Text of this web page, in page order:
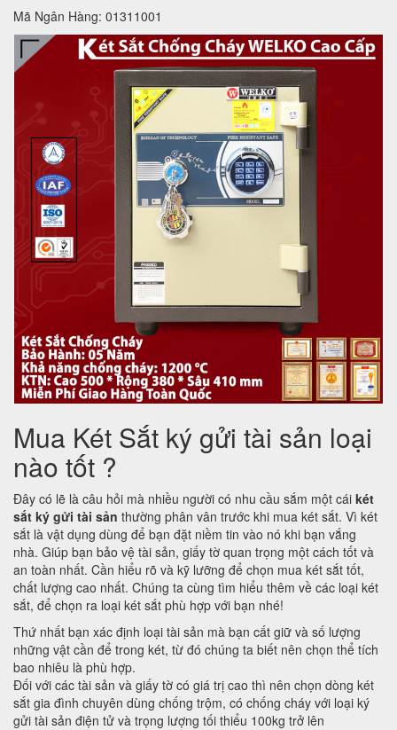
Mã Ngân Hàng: 01311001
Mua Két Sắt ký gửi tài sản loại
nào tốt ?
Đây có lẽ là câu hỏi mà nhiều người có nhu cầu sắm một cái két
sắt ký gửi tài sản thường phân vân trước khi mua két sắt. Vì két
sắt là vật dụng dùng để bạn đặt niềm tin vào nó khi bạn vắng
nhà. Giúp bạn bảo vệ tài sản, giấy tờ quan trọng một cách tốt và
an toàn nhất. Cần hiểu rõ và kỹ lưỡng để chọn mua két sắt tốt,
chất lượng cao nhất. Chúng ta cùng tìm hiểu thêm về các loại két
sắt, để chọn ra loại két sắt phù hợp với bạn nhé!
Thứ nhất bạn xác định loại tài sản mà bạn cất giữ và số lượng
những vật cần để trong két, từ đó chúng ta biết nên chọn thể tích
bao nhiêu là phù hợp.
Đối với các tài sản và giấy tờ có giá trị cao thì nên chọn dòng két
sắt gia đình chuyên dùng chống trộm, có chống cháy với loại ký
gửi tài sản điện tử và trọng lượng tối thiểu 100kg trở lên